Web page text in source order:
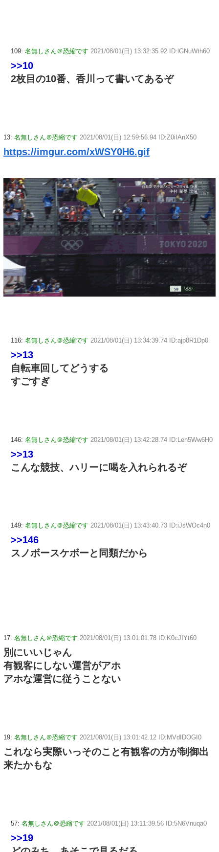
109: 名無しさん＠恐縮です 2021/08/01(日) 13:32:35.92 ID:lGNuWth60
>>10
2枚目の10番、香川って書いてあるぞ
13: 名無しさん＠恐縮です 2021/08/01(日) 12:59:56.94 ID:Z0iIAnX50
https://imgur.com/xWSY0H6.gif
116: 名無しさん＠恐縮です 2021/08/01(日) 13:34:39.74 ID:ajp8R1Dp0
>>13
自転車回してどうする
すごすぎ
146: 名無しさん＠恐縮です 2021/08/01(日) 13:42:28.74 ID:Len5Ww6H0
>>13
こんな競技、ハリーに喝を入れられるぞ
149: 名無しさん＠恐縮です 2021/08/01(日) 13:43:40.73 ID:iJsWOc4n0
>>146
スノボースケボーと同類だから
17: 名無しさん＠恐縮です 2021/08/01(日) 13:01:01.78 ID:K0cJIYt60
別にいいじゃん
有観客にしない運営がアホ
アホな運営に従うことない
19: 名無しさん＠恐縮です 2021/08/01(日) 13:01:42.12 ID:MVdIDOGI0
これなら実際いっそのこと有観客の方が制御出
来たかもな
57: 名無しさん＠恐縮です 2021/08/01(日) 13:11:39.56 ID:5N6Vnuqa0
>>19